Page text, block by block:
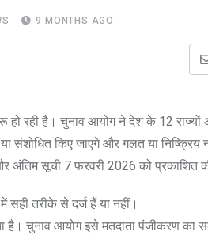
9 MONTHS AGO
हो रही है। चुनाव आयोग ने देश के 12
संशोधित किए जाएंगे और गलत या निष्क्रिय
अंतिम सूची 7 फरवरी 2026 को प्रकाशित
सही तरीके से दर्ज हैं या नहीं।
है। चुनाव आयोग इसे मतदाता पंजीकरण का